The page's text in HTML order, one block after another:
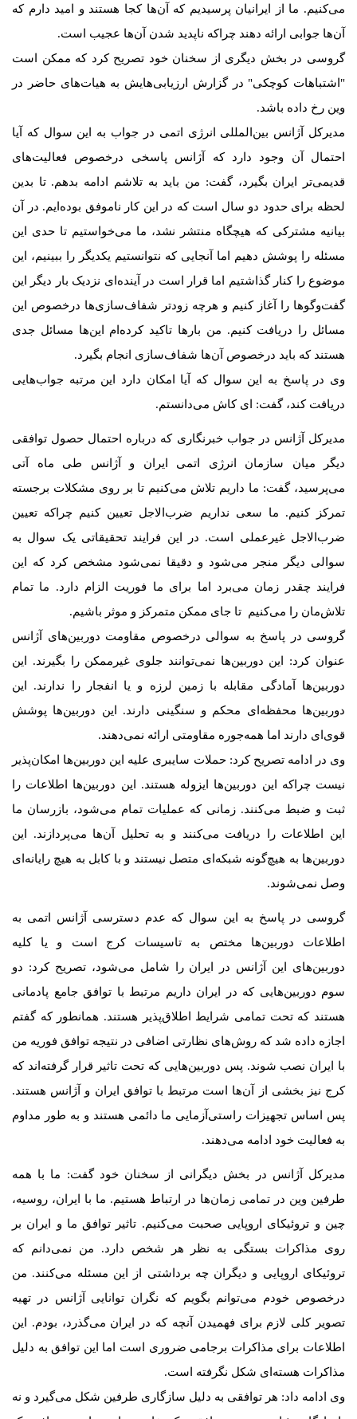
می‌کنیم. ما از ایرانیان پرسیدیم که آن‌ها کجا هستند و امید دارم که
آن‌ها جوابی ارائه دهند چراکه ناپدید شدن آن‌ها عجیب است.
گروسی در بخش دیگری از سخنان خود تصریح کرد که ممکن است
"اشتباهات کوچکی" در گزارش‌ ارزیابی‌هایش به هیات‌های حاضر در
وین رخ داده باشد.
مدیرکل آژانس بین‌المللی انرژی اتمی در جواب به این سوال که آیا
احتمال آن وجود دارد که آژانس پاسخی درخصوص فعالیت‌های
قدیمی‌تر ایران بگیرد، گفت: من باید به تلاشم ادامه بدهم. تا بدین
لحظه برای حدود دو سال است که در این کار ناموفق بوده‌ایم. در آن
بیانیه مشترکی که هیچگاه منتشر نشد، ما می‌خواستیم تا حدی این
مسئله را پوشش دهیم اما آنجایی که نتوانستیم یکدیگر را ببینیم، این
موضوع را کنار گذاشتیم اما قرار است در آینده‌ای نزدیک بار دیگر این
گفت‌وگوها را آغاز کنیم و هرچه زودتر شفاف‌سازی‌ها درخصوص این
مسائل را دریافت کنیم. من بارها تاکید کرده‌ام این‌ها مسائل جدی
هستند که باید درخصوص آن‌ها شفاف‌سازی انجام بگیرد.
وی در پاسخ به این سوال که آیا امکان دارد این مرتبه جواب‌هایی
دریافت کند، گفت: ای کاش می‌دانستم.
مدیرکل آژانس در جواب خبرنگاری که درباره احتمال حصول توافقی
دیگر میان سازمان انرژی اتمی ایران و آژانس طی ماه آتی
می‌پرسید، گفت: ما داریم تلاش می‌کنیم تا بر روی مشکلات برجسته
تمرکز کنیم. ما سعی نداریم ضرب‌الاجل تعیین کنیم چراکه تعیین
ضرب‌الاجل غیرعملی است. در این فرایند تحقیقاتی یک سوال به
سوالی دیگر منجر می‌شود و دقیقا نمی‌شود مشخص کرد که این
فرایند چقدر زمان می‌برد اما برای ما فوریت الزام دارد. ما تمام
تلاش‌مان را می‌کنیم تا جای ممکن متمرکز و موثر باشیم.
گروسی در پاسخ به سوالی درخصوص مقاومت دوربین‌های آژانس
عنوان کرد: این دوربین‌ها نمی‌توانند جلوی غیرممکن را بگیرند. این
دوربین‌ها آمادگی مقابله با زمین لرزه و یا انفجار را ندارند. این
دوربین‌ها محفظه‌ای محکم و سنگینی دارند. این دوربین‌ها پوشش
قوی‌ای دارند اما همه‌جوره مقاومتی ارائه نمی‌دهند.
وی در ادامه تصریح کرد: حملات سایبری علیه این دوربین‌ها امکان‌پذیر
نیست چراکه این دوربین‌ها ایزوله هستند. این دوربین‌ها اطلاعات را
ثبت و ضبط می‌کنند. زمانی که عملیات تمام می‌شود، بازرسان ما
این اطلاعات را دریافت می‌کنند و به تحلیل آن‌ها می‌پردازند. این
دوربین‌ها به هیچ‌گونه شبکه‌ای متصل نیستند و با کابل به هیچ رایانه‌ای
وصل نمی‌شوند.
گروسی در پاسخ به این سوال که عدم دسترسی آژانس اتمی به
اطلاعات دوربین‌ها مختص به تاسیسات کرج است و یا کلیه
دوربین‌های این آژانس در ایران را شامل می‌شود، تصریح کرد: دو
سوم دوربین‌هایی که در ایران داریم مرتبط با توافق جامع پادمانی
هستند که تحت تمامی شرایط اطلاق‌پذیر هستند. همانطور که گفتم
اجازه داده شد که روش‌های نظارتی اضافی در نتیجه توافق فوریه من
با ایران نصب شوند. پس دوربین‌هایی که تحت تاثیر قرار گرفته‌اند که
کرج نیز بخشی از آن‌ها است مرتبط با توافق ایران و آژانس هستند.
پس اساس تجهیزات راستی‌آزمایی ما دائمی هستند و به طور مداوم
به فعالیت خود ادامه می‌دهند.
مدیرکل آژانس در بخش دیگرانی از سخنان خود گفت: ما با همه
طرفین وین در تمامی زمان‌ها در ارتباط هستیم. ما با ایران، روسیه،
چین و تروئیکای اروپایی صحبت می‌کنیم. تاثیر توافق ما و ایران بر
روی مذاکرات بستگی به نظر هر شخص دارد. من نمی‌دانم که
تروئیکای اروپایی و دیگران چه برداشتی از این مسئله می‌کنند. من
درخصوص خودم می‌توانم بگویم که نگران توانایی آژانس در تهیه
تصویر کلی لازم برای فهمیدن آنچه که در ایران می‌گذرد، بودم. این
اطلاعات برای مذاکرات برجامی ضروری است اما این توافق به دلیل
مذاکرات هسته‌ای شکل نگرفته است.
وی ادامه داد: هر توافقی به دلیل سازگاری طرفین شکل می‌گیرد و نه